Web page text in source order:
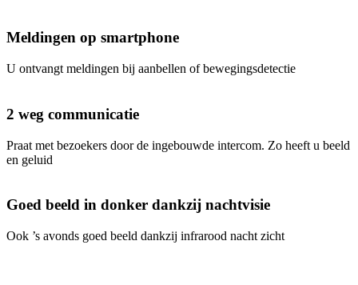
Meldingen op smartphone
U ontvangt meldingen bij aanbellen of bewegingsdetectie
2 weg communicatie
Praat met bezoekers door de ingebouwde intercom. Zo heeft u beeld
en geluid
Goed beeld in donker dankzij nachtvisie
Ook ’s avonds goed beeld dankzij infrarood nacht zicht